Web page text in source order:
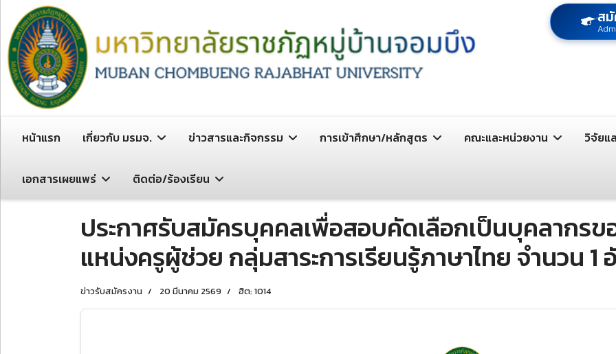
สมั
หน้าแรก เกี่ยวกับ มรมจ. ข่าวสารและกิจกรรม การเข้าศึกษา/หลักสูตร คณะและหน่วยงาน วิจัยแ
เอกสารเผยแพร่ ติดต่อ/ร้องเรียน
ประกาศรับสมัครบุคคลเพื่อสอบคัดเลือกเป็นบุคลากรข
แหน่งครูผู้ช่วย กลุ่มสาระการเรียนรู้ภาษาไทย จํานวน 1
ข่าวรับสมัครงาน 20 มีนาคม 2569 ฮิต: 1014